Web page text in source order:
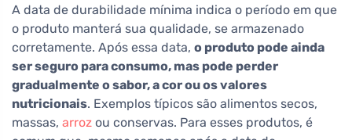
A data de durabilidade mínima indica o período em que
o produto manterá sua qualidade, se armazenado
corretamente. Após essa data, o produto pode ainda
ser seguro para consumo, mas pode perder
gradualmente o sabor, a cor ou os valores
nutricionais. Exemplos típicos são alimentos secos,
massas, arroz ou conservas. Para esses produtos, é